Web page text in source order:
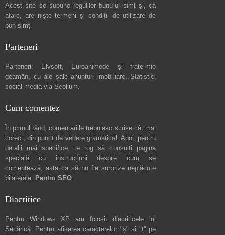
Acest site se supune regulilor bunului simț și, ca
atare, are niștetermeni și condiții de utilizare de
bun simț.
Parteneri
Parteneri: Elvsoft, Euroanimode și frate-mio
geamăn, cu ale sale anunturi imobiliare. Statistici
social media via Seolium.
Cum comentez
În primul rând, comentariile trebuiesc scrise cât mai
corect, din punct de vedere gramatical. Apoi, pentru
detalii mai specifice, te rog să consulți pagina
specială cu instrucțiuni despre cum se
comentează, asta ca să nu fie surprize neplăcute
bilaterale. Pentru SEO.
Diacritice
Pentru Windows XP am folosit diacriticele lui
Secărică. Pentru afișarea caracterelor "ș" și "ț" pe